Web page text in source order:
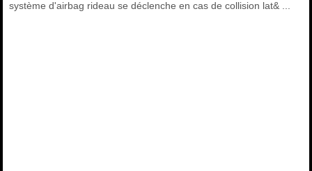
système d'airbag rideau se déclenche en cas de collision lat& ...